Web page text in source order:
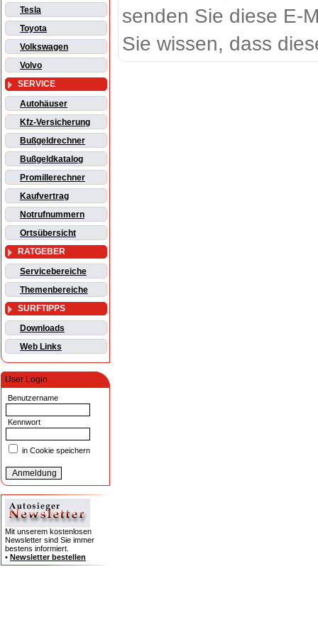
Tesla
Toyota
Volkswagen
Volvo
SERVICE
Autohäuser
Kfz-Versicherung
Bußgeldrechner
Bußgeldkatalog
Promillerechner
Kaufvertrag
Notrufnummern
Ortsübersicht
RATGEBER
Servicebereiche
Themenbereiche
SURFTIPPS
Downloads
Web Links
User Login
Benutzername
Kennwort
in Cookie speichern
Mit unserem kostenlosen
Newsletter sind Sie immer
bestens informiert.
• Newsletter bestellen
senden Sie diese E-
Sie wissen, dass